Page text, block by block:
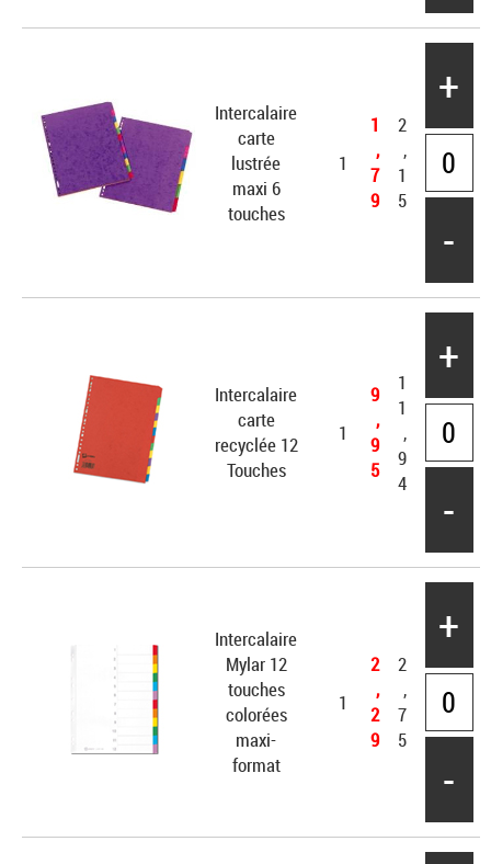
Intercalaire
carte
lustrée
maxi 6
touches
1
1
,
7
9
2
,
1
5
+
-
Intercalaire
carte
recyclée 12
Touches
1
9
,
9
5
1
1
,
9
4
+
-
Intercalaire
Mylar 12
touches
colorées
maxi-
format
1
2
,
2
9
2
,
7
5
+
-